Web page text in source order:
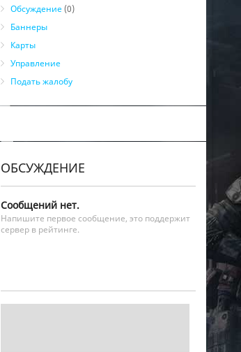
Обсуждение(0)
Баннеры
Карты
Управление
Подать жалобу
ОБСУЖДЕНИЕ
Сообщений нет.
Напишите первое сообщение, это поддержит
сервер в рейтинге.